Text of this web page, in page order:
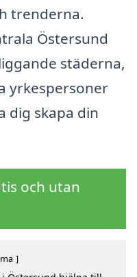
trenderna.
Östersund
städerna,
yrkespersoner
dig skapa din
och utan